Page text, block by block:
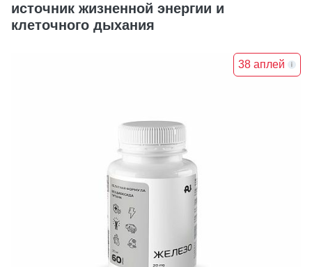
источник жизненной энергии и
клеточного дыхания
38 аплей